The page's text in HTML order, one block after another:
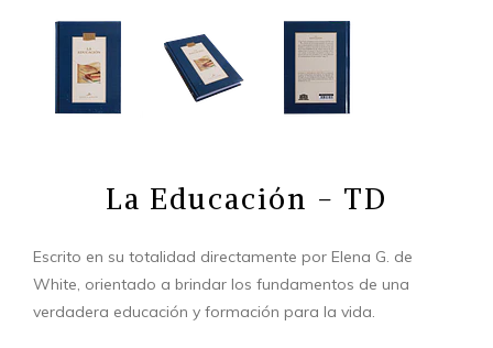
La Educación - TD
Escrito en su totalidad directamente por Elena G. de
White, orientado a brindar los fundamentos de una
verdadera educación y formación para la vida.